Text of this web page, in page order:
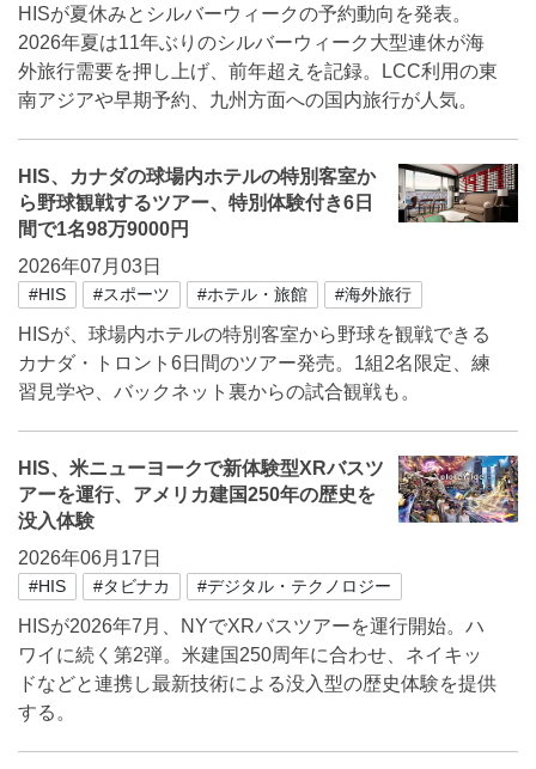
HISが夏休みとシルバーウィークの予約動向を発表。
2026年夏は11年ぶりのシルバーウィーク大型連休が海
外旅行需要を押し上げ、前年超えを記録。LCC利用の東
南アジアや早期予約、九州方面への国内旅行が人気。
HIS、カナダの球場内ホテルの特別客室か
ら野球観戦するツアー、特別体験付き6日
間で1名98万9000円
2026年07月03日
#HIS #スポーツ #ホテル・旅館 #海外旅行
HISが、球場内ホテルの特別客室から野球を観戦できる
カナダ・トロント6日間のツアー発売。1組2名限定、練
習見学や、バックネット裏からの試合観戦も。
HIS、米ニューヨークで新体験型XRバスツ
アーを運行、アメリカ建国250年の歴史を
没入体験
2026年06月17日
#HIS #タビナカ #デジタル・テクノロジー
HISが2026年7月、NYでXRバスツアーを運行開始。ハ
ワイに続く第2弾。米建国250周年に合わせ、ネイキッ
ドなどと連携し最新技術による没入型の歴史体験を提供
する。